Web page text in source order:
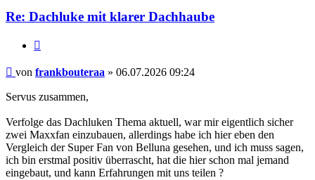
Re: Dachluke mit klarer Dachhaube
Beitrag
von frankbouteraa » 06.07.2026 09:24
Servus zusammen,
Verfolge das Dachluken Thema aktuell, war mir eigentlich sicher
zwei Maxxfan einzubauen, allerdings habe ich hier eben den
Vergleich der Super Fan von Belluna gesehen, und ich muss sagen,
ich bin erstmal positiv überrascht, hat die hier schon mal jemand
eingebaut, und kann Erfahrungen mit uns teilen ?